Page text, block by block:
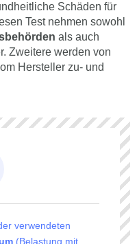
Schäden für
Test nehmen sowohl
als auch
Zweitere werden von
Hersteller zu- und
verwendeten
(Belastung mit